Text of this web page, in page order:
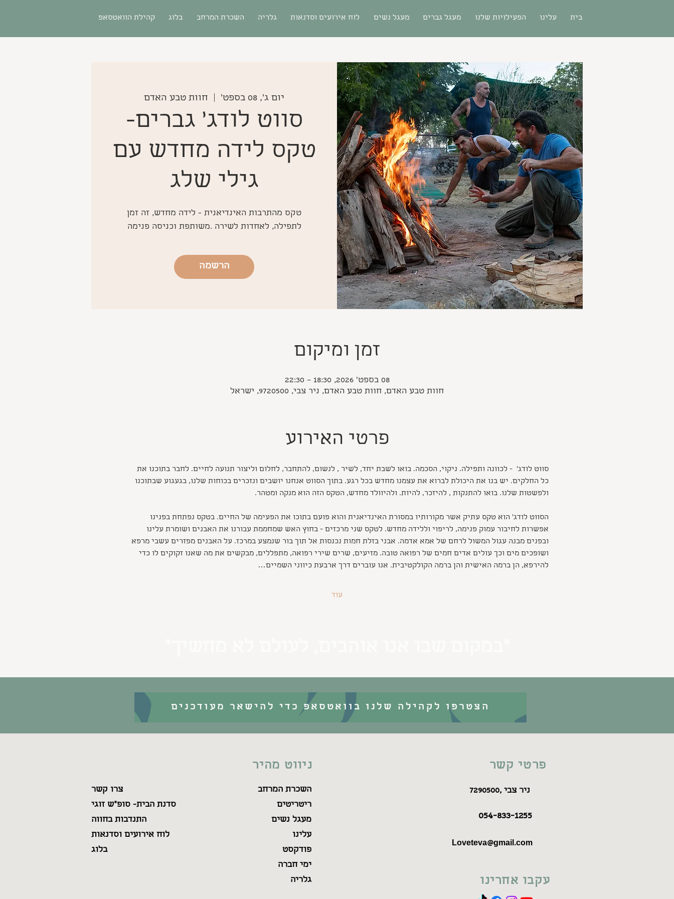
קהילת הוואטסאפ בלוג השכרת המרחב גלריה לוח אירועים וסדנאות מעגל נשים מעגל גברים הפעילויות שלנו עלינו בית
יום ג׳, 08 בספט׳ חוות טבע האדם
סווט לודג' גברים-
טקס לידה מחדש עם
גילי שלג
טקס מהתרבות האינדיאנית - לידה מחדש, זה זמן
לתפילה, לאחדות לשירה .משותפת וכניסה פנימה
הרשמה
זמן ומיקום
08 בספט׳ 2026, 18:30 – 22:30
חוות טבע האדם, חוות טבע האדם, ניר צבי, 9720500, ישראל
פרטי האירוע
סווט לודג'  - לכוונה ותפילה. ניקוי, הסכמה. בואו לשבת יחד, לשיר , לנשום, להתחבר, לחלום וליצור תנועה לחיים. לחבר בתוכנו את
כל החלקים. יש בנו את היכולת לברוא את עצמנו מחדש בכל רגע. בתוך הסווט אנחנו יושבים ונזכרים בכוחות שלנו, בגעגוע שבתוכנו
ולפשטות שלנו. בואו להתנקות , להיזכר, להיות. ולהיוולד מחדש, הטקס הזה הוא מנקה ומטהר.
הסווט לודג' הוא טקס עתיק אשר מקורותיו במסורת האינדיאנית והוא פועם בתוכו את הפעימה של החיים. בטקס נפתחת בפנינו
אפשרות לחיבור עמוק פנימה, לריפוי וללידה מחדש. לטקס שני מרכזים - בחוץ האש שמחממת עבורנו את האבנים ושומרת עלינו
ובפנים מבנה עגול המשול לרחם של אמא אדמה. אבני בזלת חמות נכנסות אל תוך בור שנמצע במרכז. על האבנים מפזרים עשבי מרפא
ושופכים מים וכך עולים אדים חמים של רפואה טובה. מזיעים, שרים שירי רפואה, מתפללים, מבקשים את מה שאנו זקוקים לו כדי
להירפא, הן ברמה האישית והן ברמה הקולקטיבית. אנו עוברים דרך ארבעת כיווני השמיים…
עוד
הצטרפו לקהילה שלנו בוואטסאפ כדי להישאר מעודכנים
ניווט מהיר
צרו קשר
סדנת הבית- סופ"ש זוגי
התנדבות בחווה
לוח אירועים וסדנאות
בלוג
השכרת המרחב
ריטריטים
מעגל נשים
עלינו
פודקסט
ימי חברה
גלריה
פרטי קשר
7290500, ניר צבי
054-833-1255
Loveteva@gmail.com
עקבו אחרינו